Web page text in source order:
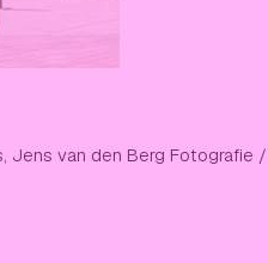
van den Berg Fotografie